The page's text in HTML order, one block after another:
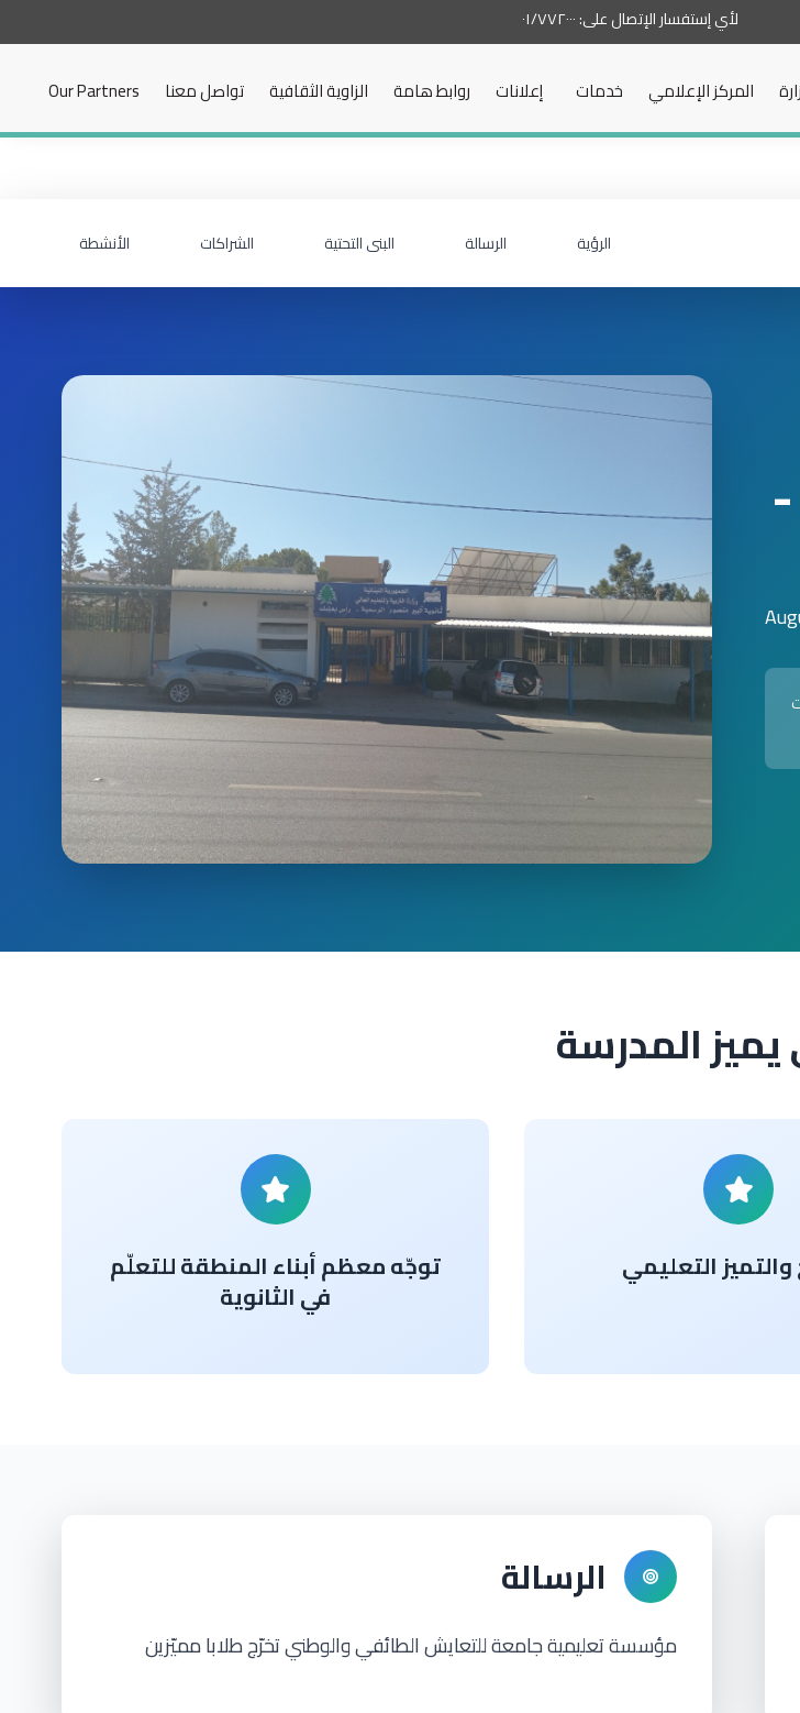
لأي إستفسار الإتصال على:٠١/٧٧٢٠٠٠
المركز الإعلامي خدمات إعلانات روابط هامة الزاوية الثقافية تواصل معنا Our Partners
الرؤية الرسالة البنى التحتية الشراكات الأنشطة
يميز المدرسة
والتميز التعليمي توجّه معظم أبناء المنطقة للتعلّم
في الثانوية
الرسالة
مؤسسة تعليمية جامعة للتعايش الطائفي والوطني تخرّج طلابا مميّزين